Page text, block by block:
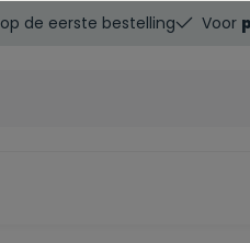
op de eerste bestelling Voor